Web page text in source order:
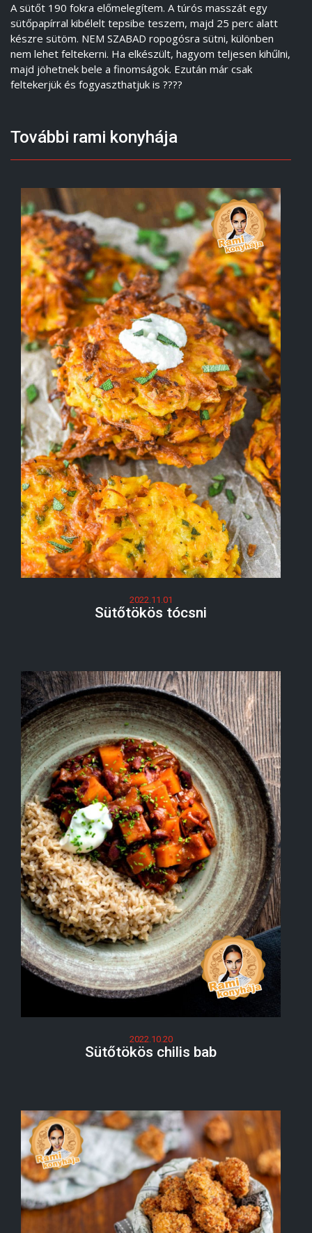
A sütőt 190 fokra előmelegítem. A túrós masszát egy
sütőpapírral kibélelt tepsibe teszem, majd 25 perc alatt
készre sütöm. NEM SZABAD ropogósra sütni, különben
nem lehet feltekerni. Ha elkészült, hagyom teljesen kihűlni,
majd jöhetnek bele a finomságok. Ezután már csak
feltekerjük és fogyaszthatjuk is ????
További rami konyhája
2022.11.01
Sütőtökös tócsni
2022.10.20
Sütőtökös chilis bab